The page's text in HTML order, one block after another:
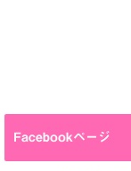
Facebookページ